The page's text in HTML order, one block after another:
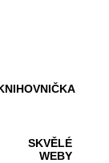
SKVĚLÉ
WEBY